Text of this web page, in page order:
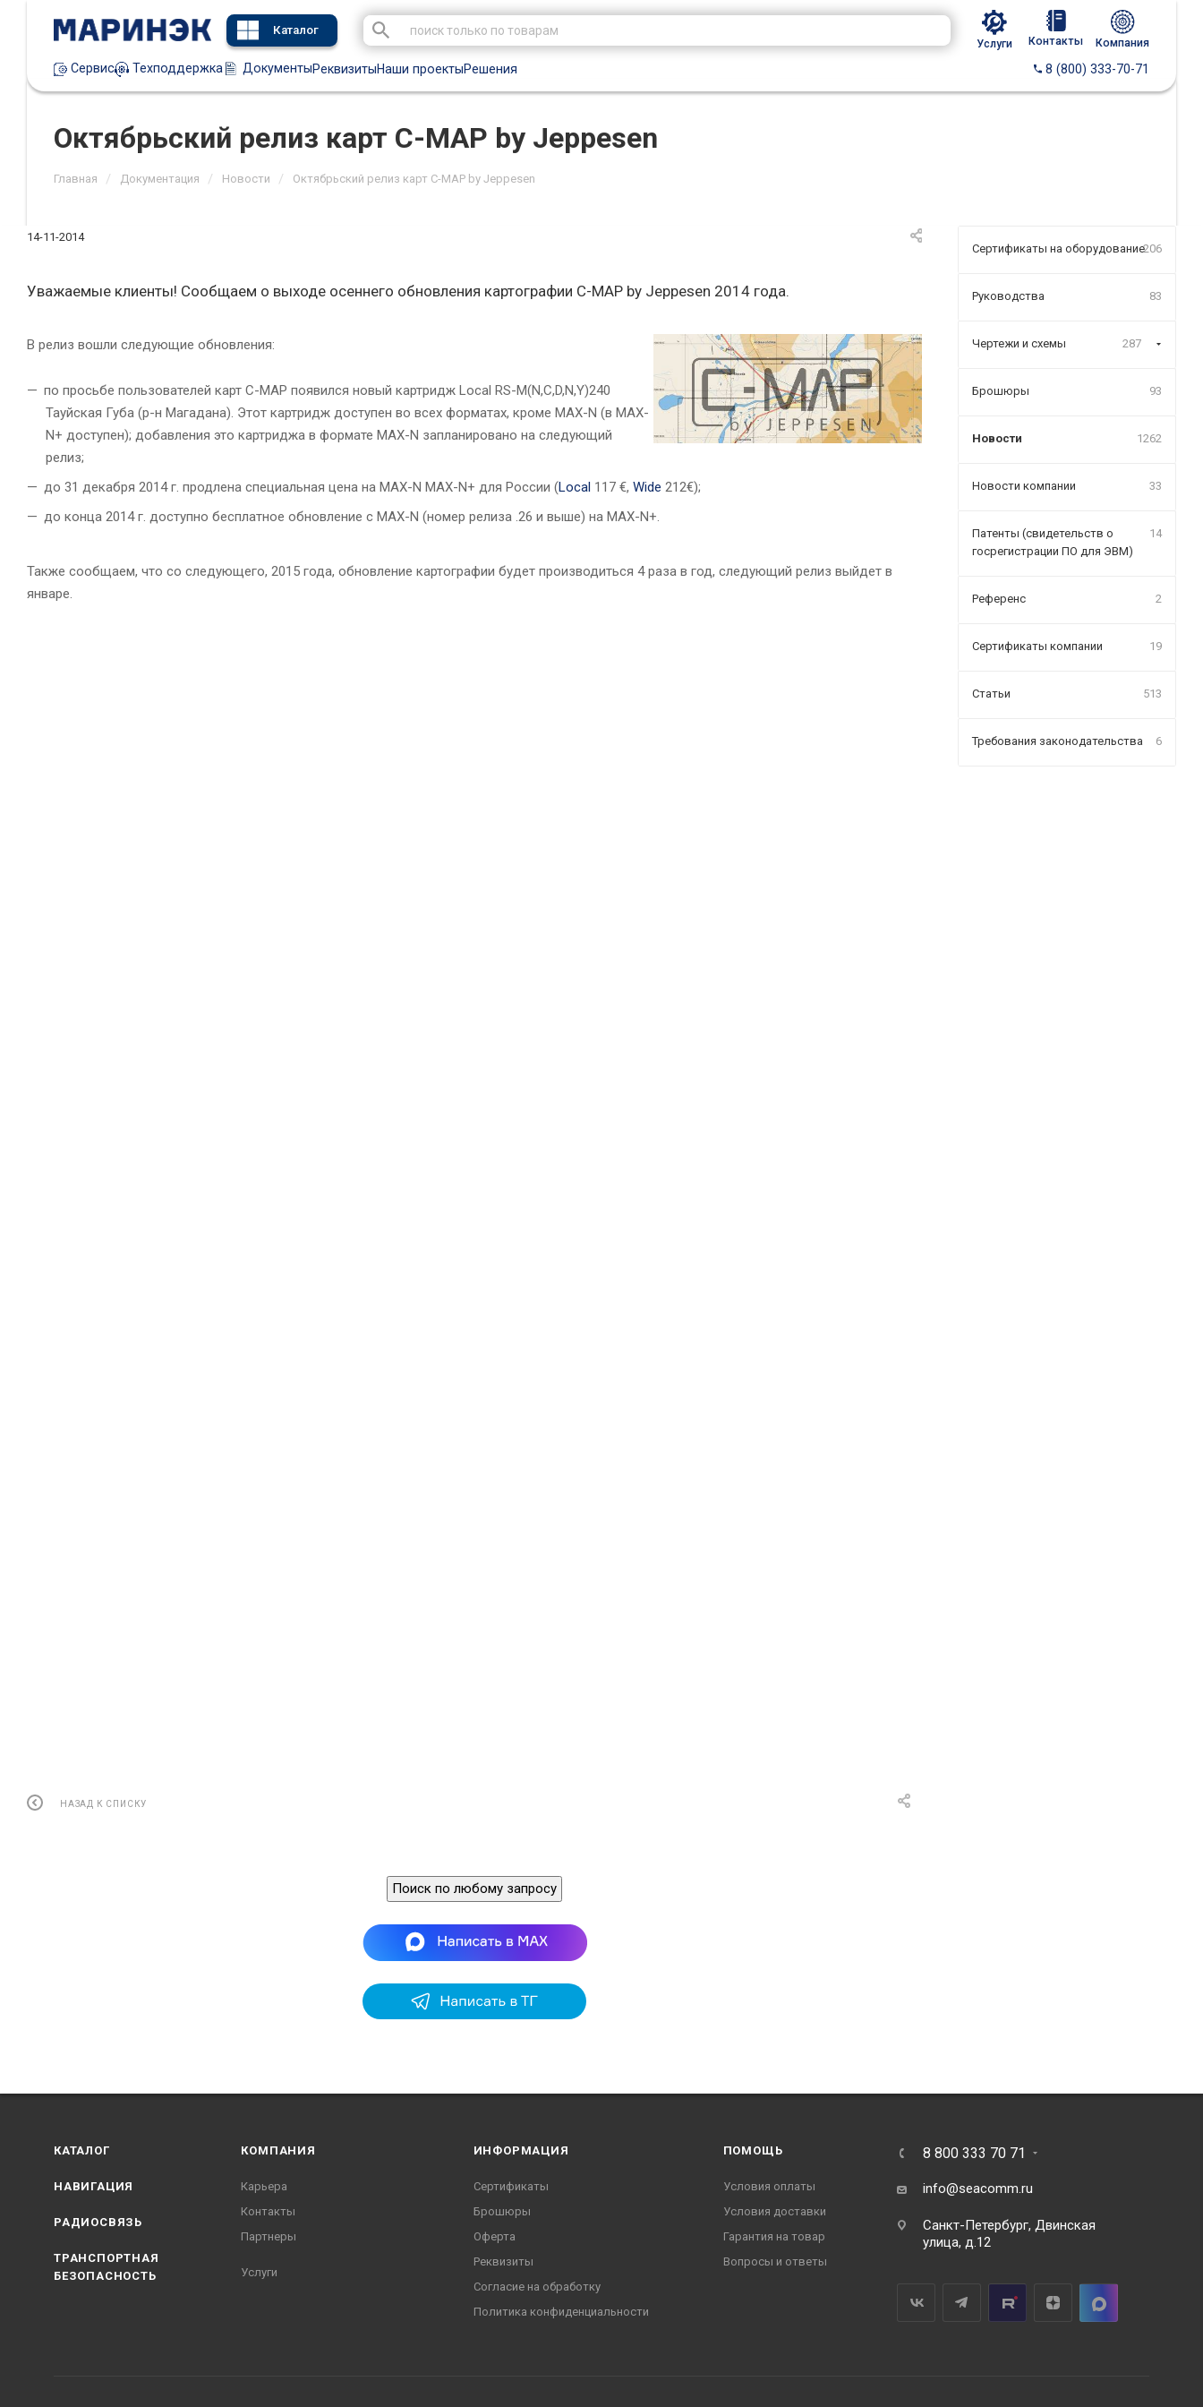
Каталог
Услуги Контакты Компания
Сервис Техподдержка ДокументыРеквизитыНаши проектыРешения 8 (800) 333-70-71
Октябрьский релиз карт С-МАР by Jeppesen
Главная / Документация / Новости / Октябрьский релиз карт С-МАР by Jeppesen
14-11-2014
Уважаемые клиенты! Сообщаем о выходе осеннего обновления картографии С-МАР by Jeppesen 2014 года.
В релиз вошли следующие обновления:
по просьбе пользователей карт С-MAP появился новый картридж Local RS-M(N,C,D,N,Y)240
Тауйская Губа (р-н Магадана). Этот картридж доступен во всех форматах, кроме MAX-N (в MAX-
N+ доступен); добавления это картриджа в формате MAX-N запланировано на следующий
релиз;
до 31 декабря 2014 г. продлена специальная цена на MAX-N MAX-N+ для России (Local 117 €, Wide 212€);
до конца 2014 г. доступно бесплатное обновление с MAX-N (номер релиза .26 и выше) на MAX-N+.
Также сообщаем, что со следующего, 2015 года, обновление картографии будет производиться 4 раза в год, следующий релиз выйдет в
январе.
НАЗАД К СПИСКУ
Поиск по любому запросу
Сертификаты на оборудование206
Руководства 83
Чертежи и схемы 287
Брошюры 93
Новости 1262
Новости компании 33
Патенты (свидетельств о
госрегистрации ПО для ЭВМ)
14
Референс 2
Сертификаты компании 19
Статьи 513
Требования законодательства 6
КАТАЛОГ
НАВИГАЦИЯ
РАДИОСВЯЗЬ
ТРАНСПОРТНАЯ
БЕЗОПАСНОСТЬ
КОМПАНИЯ
Карьера
Контакты
Партнеры
Услуги
ИНФОРМАЦИЯ
Сертификаты
Брошюры
Оферта
Реквизиты
Согласие на обработку
Политика конфиденциальности
ПОМОЩЬ
Условия оплаты
Условия доставки
Гарантия на товар
Вопросы и ответы
8 800 333 70 71
info@seacomm.ru
Санкт-Петербург, Двинская
улица, д.12